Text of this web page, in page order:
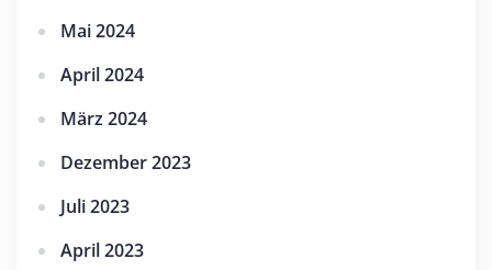
Mai 2024
April 2024
März 2024
Dezember 2023
Juli 2023
April 2023